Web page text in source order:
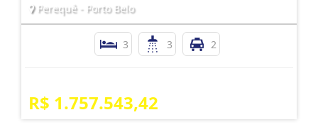
Perequê - Porto Belo
3 3 2
R$ 1.757.543,42